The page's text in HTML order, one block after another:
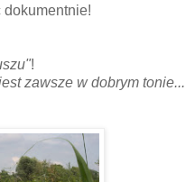
dokumentnie!
!
zawsze w dobrym tonie...